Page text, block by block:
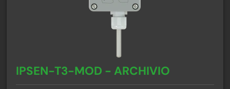
IPSEN-T3-MOD - ARCHIVIO